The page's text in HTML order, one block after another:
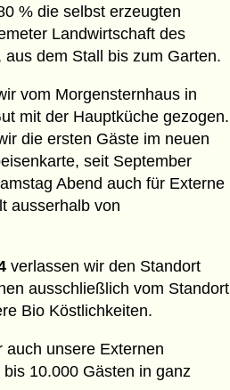
% die selbst erzeugten
Landwirtschaft des
aus dem Stall bis zum Garten.
vom Morgensternhaus in
mit der Hauptküche gezogen.
die ersten Gäste im neuen
seit September
Abend auch für Externe
ausserhalb von
verlassen wir den Standort
ausschließlich vom Standort
Bio Köstlichkeiten.
auch unsere Externen
10.000 Gästen in ganz